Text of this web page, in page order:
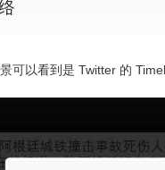
可以看到是 Twitter 的